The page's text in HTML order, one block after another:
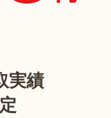
実績